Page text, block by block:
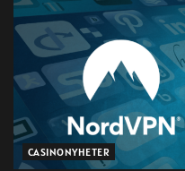
CASINONYHETER